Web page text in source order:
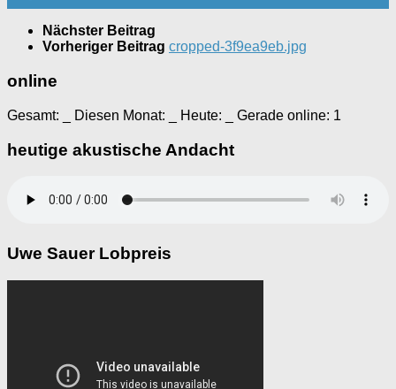
Nächster Beitrag
Vorheriger Beitrag cropped-3f9ea9eb.jpg
online
Gesamt: Diesen Monat: Heute: Gerade online: 1
heutige akustische Andacht
Uwe Sauer Lobpreis